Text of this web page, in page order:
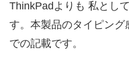
ThinkPadよりも 私とし
す。本製品のタイピング
での記載です。